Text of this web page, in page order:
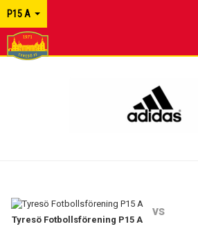
P15 A
KONTAKT
Tyresö Fotbollsförening P15 A
vs